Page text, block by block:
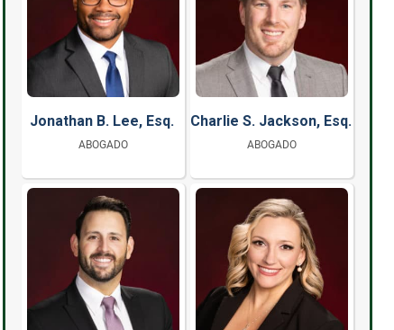
Jonathan B. Lee, Esq.
ABOGADO
Charlie S. Jackson, Esq.
ABOGADO